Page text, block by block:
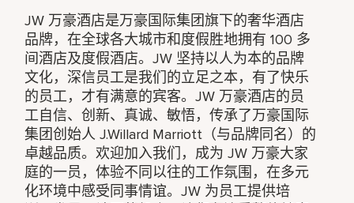
JW 万豪酒店是万豪国际集团旗下的奢华酒店
品牌，在全球各大城市和度假胜地拥有 100 多
间酒店及度假酒店。JW 坚持以人为本的品牌
文化，深信员工是我们的立足之本，有了快乐
的员工，才有满意的宾客。JW 万豪酒店的员
工自信、创新、真诚、敏悟，传承了万豪国际
集团创始人 J.Willard Marriott（与品牌同名）的
卓越品质。欢迎加入我们，成为 JW 万豪大家
庭的一员，体验不同以往的工作氛围，在多元
化环境中感受同事情谊。JW 为员工提供培